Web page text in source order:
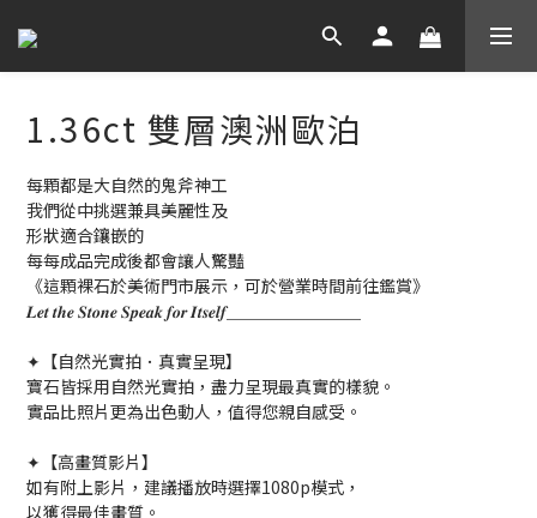
1.36ct 雙層澳洲歐泊
每顆都是大自然的鬼斧神工
我們從中挑選兼具美麗性及
形狀適合鑲嵌的
每每成品完成後都會讓人驚豔
《這顆裸石於美術門市展示，可於營業時間前往鑑賞》
𝑳𝒆𝒕 𝒕𝒉𝒆 𝑺𝒕𝒐𝒏𝒆 𝑺𝒑𝒆𝒂𝒌 𝒇𝒐𝒓 𝑰𝒕𝒔𝒆𝒍𝒇＿＿＿＿＿＿＿＿
✦【自然光實拍．真實呈現】
寶石皆採用自然光實拍，盡力呈現最真實的樣貌。
實品比照片更為出色動人，值得您親自感受。
✦【高畫質影片】
如有附上影片，建議播放時選擇1080p模式，
以獲得最佳畫質。